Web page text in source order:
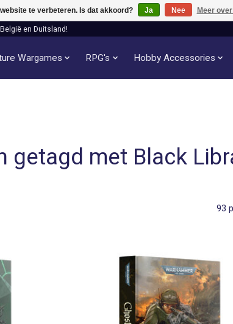
en Duitsland!
Wargames RPG's Hobby Accessories
getagd met Black
93
te verbeteren. Is dat akkoord? Ja Nee Meer